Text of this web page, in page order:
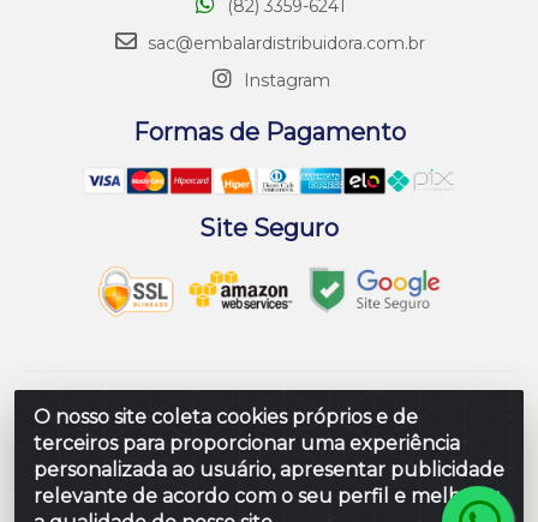
O nosso site coleta cookies próprios e de
terceiros para proporcionar uma experiência
personalizada ao usuário, apresentar publicidade
relevante de acordo com o seu perfil e melhorar
(82) 3359-6241
sac@embalardistribuidora.com.br
Instagram
Formas de Pagamento
Site Seguro
Embalar Distribuidora de Embalagens LTDA - Rodovia
Br 104 Al, Loteamento Paraiso, S/N - Prefeito Antonio L
de Souza, Rio Largo/AL - CEP 57100-000 - CNPJ
10.347.424/0001-80